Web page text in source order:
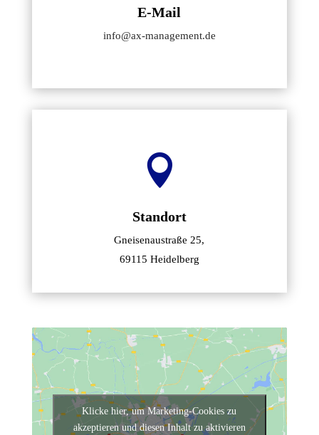
E-Mail
info@ax-management.de

Standort
Gneisenaustraße 25,
69115 Heidelberg
Klicke hier, um Marketing-Cookies zu
akzeptieren und diesen Inhalt zu aktivieren